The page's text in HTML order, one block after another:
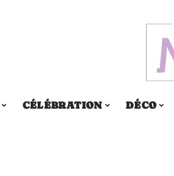
CÉLÉBRATION DÉCO